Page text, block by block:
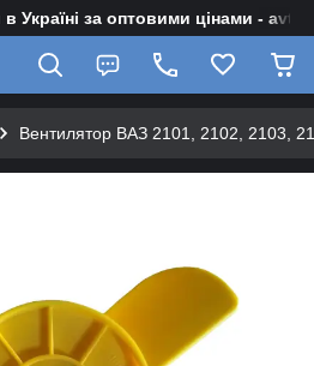
Україні за оптовими цінами -
Вентилятор ВАЗ 2101, 2102, 2103,